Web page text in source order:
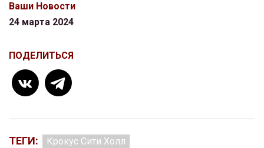
Ваши Новости
24 марта 2024
ПОДЕЛИТЬСЯ
ТЕГИ: Крокус Сити Холл